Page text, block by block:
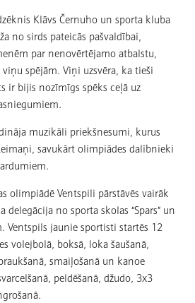
Klāvs Černuho un sporta kluba
no sirds pateicās pašvaldībai,
par nenovērtējamo atbalstu,
spējām. Viņi uzsvēra, ka tieši
ir bijis nozīmīgs spēks ceļā uz
muzikāli priekšnesumi, kurus
savukārt olimpiādes dalībnieki
olimpiādē Ventspili pārstāvēs vairāk
no sporta skolas “Spars” un
Ventspils jaunie sportisti startēs 12
volejbolā, boksā, loka šaušanā,
smaiļošanā un kanoe
peldēšanā, džudo, 3x3